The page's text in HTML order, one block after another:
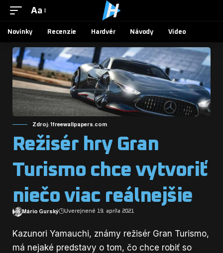
Aa
Novinky Recenzie Hardvér Návody Video
Zdroj: 1freewallpapers.com
Režisér hry Gran
Turismo chce vytvoriť
niečo viac reálnejšie
Mário Gurský Uverejnené 19. apríla 2021
Kazunori Yamauchi, známy režisér Gran Turismo,
má nejaké predstavy o tom, čo chce robiť so